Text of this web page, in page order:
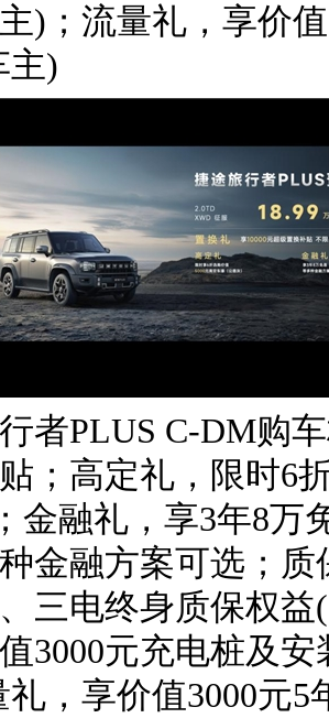
)；流量礼，享价
主)
者PLUS C-DM购
；高定礼，限时6
金融礼，享3年8万
金融方案可选；质
三电终身质保权
3000元充电桩及
，享价值3000元